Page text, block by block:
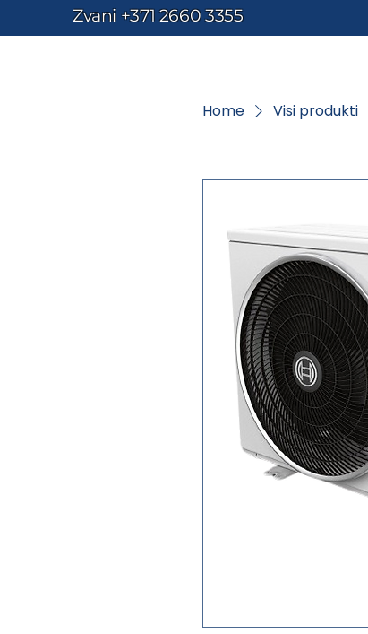
Zvani +371 2660 3355
Home Visi produkti